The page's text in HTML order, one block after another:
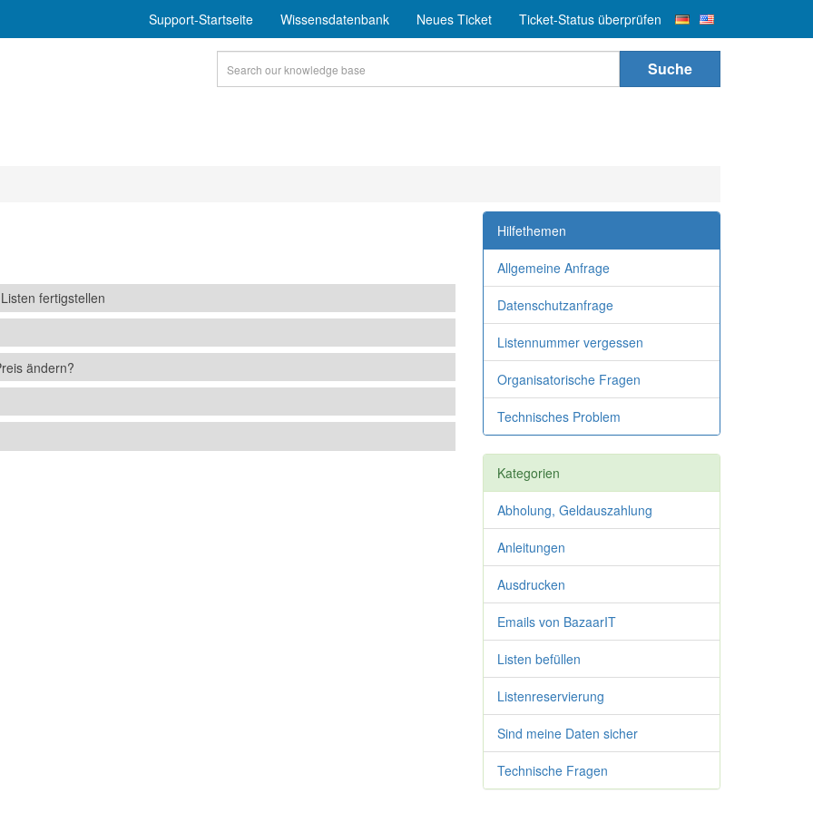
Support-Startseite Wissensdatenbank Neues Ticket Ticket-Status überprüfen
Suche
fertigstellen
ändern?
Hilfethemen
Allgemeine Anfrage
Datenschutzanfrage
Listennummer vergessen
Organisatorische Fragen
Technisches Problem
Kategorien
Abholung, Geldauszahlung
Anleitungen
Ausdrucken
Emails von BazaarIT
Listen befüllen
Listenreservierung
Sind meine Daten sicher
Technische Fragen